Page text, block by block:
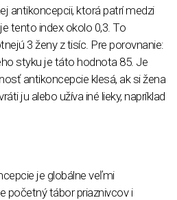
antikoncepcii, ktorá patrí medzi
tento index okolo 0,3. To
3 ženy z tisíc. Pre porovnanie:
styku je táto hodnota 85. Je
antikoncepcie klesá, ak si žena
ju alebo užíva iné lieky, napríklad
je globálne veľmi
početný tábor priaznivcov i